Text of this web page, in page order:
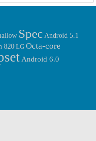
Spec Android 5.1
820 LG Octa-core
Android 6.0